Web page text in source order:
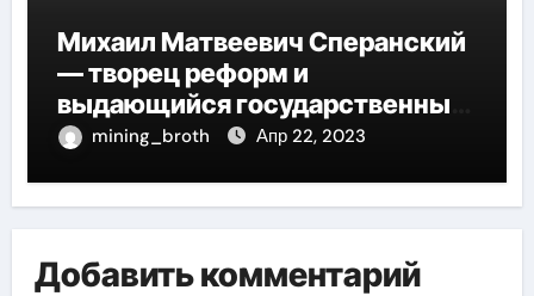
Михаил Матвеевич Сперанский
— творец реформ и
выдающийся государственный
деятель России
mining_broth Апр 22, 2023
Добавить комментарий